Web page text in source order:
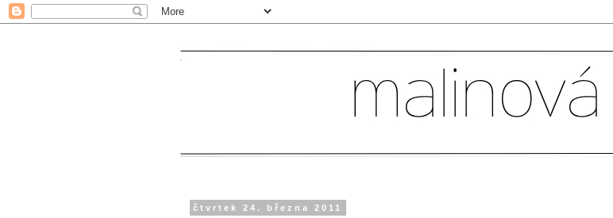
čtvrtek 24. března 2011